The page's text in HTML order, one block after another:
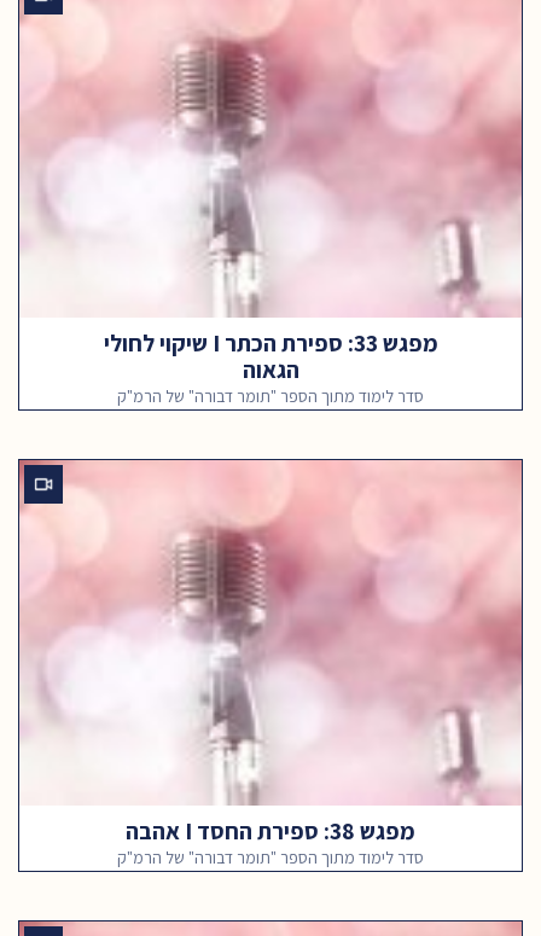
מפגש 33: ספירת הכתר I שיקוי לחולי
הגאוה
סדר לימוד מתוך הספר "תומר דבורה" של הרמ"ק
מפגש 38: ספירת החסד I אהבה
סדר לימוד מתוך הספר "תומר דבורה" של הרמ"ק